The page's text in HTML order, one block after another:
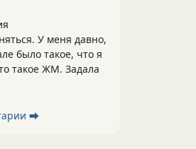
У меня давно,
было такое, что я
такое ЖМ. Задала
⮕